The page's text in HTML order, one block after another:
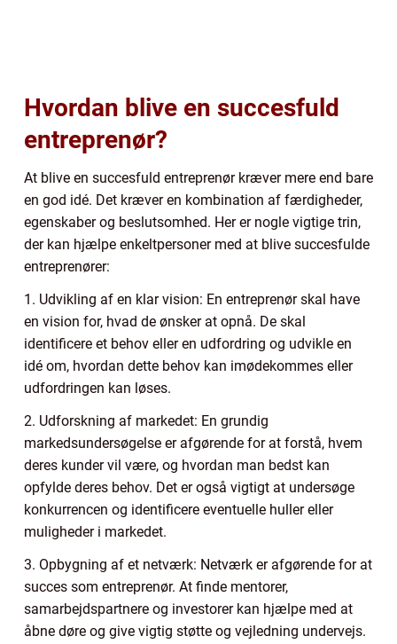
Hvordan blive en succesfuld
entreprenør?
At blive en succesfuld entreprenør kræver mere end bare
en god idé. Det kræver en kombination af færdigheder,
egenskaber og beslutsomhed. Her er nogle vigtige trin,
der kan hjælpe enkeltpersoner med at blive succesfulde
entreprenører:
1. Udvikling af en klar vision: En entreprenør skal have
en vision for, hvad de ønsker at opnå. De skal
identificere et behov eller en udfordring og udvikle en
idé om, hvordan dette behov kan imødekommes eller
udfordringen kan løses.
2. Udforskning af markedet: En grundig
markedsundersøgelse er afgørende for at forstå, hvem
deres kunder vil være, og hvordan man bedst kan
opfylde deres behov. Det er også vigtigt at undersøge
konkurrencen og identificere eventuelle huller eller
muligheder i markedet.
3. Opbygning af et netværk: Netværk er afgørende for at
succes som entreprenør. At finde mentorer,
samarbejdspartnere og investorer kan hjælpe med at
åbne døre og give vigtig støtte og vejledning undervejs.